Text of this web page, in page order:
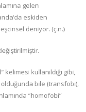
gelen
eskiden
deniyor. (ç.n.)
kelimesi kullanıldığı gibi,
bile (transfobi),
“homofobi”